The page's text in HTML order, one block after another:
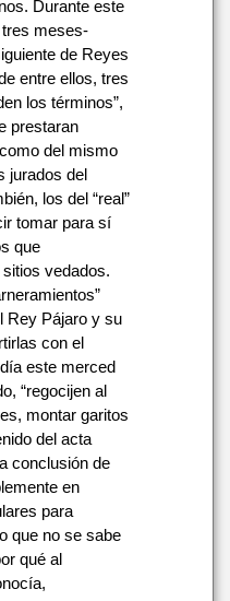
Durante este
tres meses-
de Reyes
entre ellos, tres
los términos”,
prestaran
del mismo
jurados del
los del “real”
tomar para sí
que
vedados.
Rey Pájaro y su
con el
este merced
“regocijen al
montar garitos
del acta
conclusión de
en
para
que no se sabe
qué al